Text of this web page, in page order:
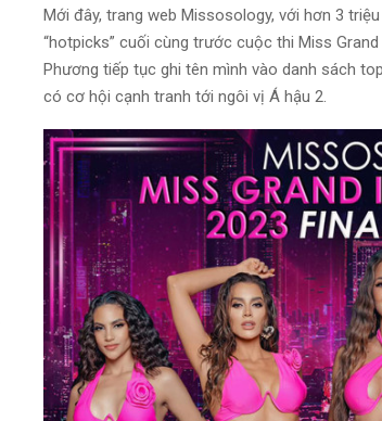
Mới đây, trang web Missosology, với hơn 3
“hotpicks” cuối cùng trước cuộc thi Miss
Phương tiếp tục ghi tên mình vào danh sách
có cơ hội cạnh tranh tới ngôi vị Á hậu 2.